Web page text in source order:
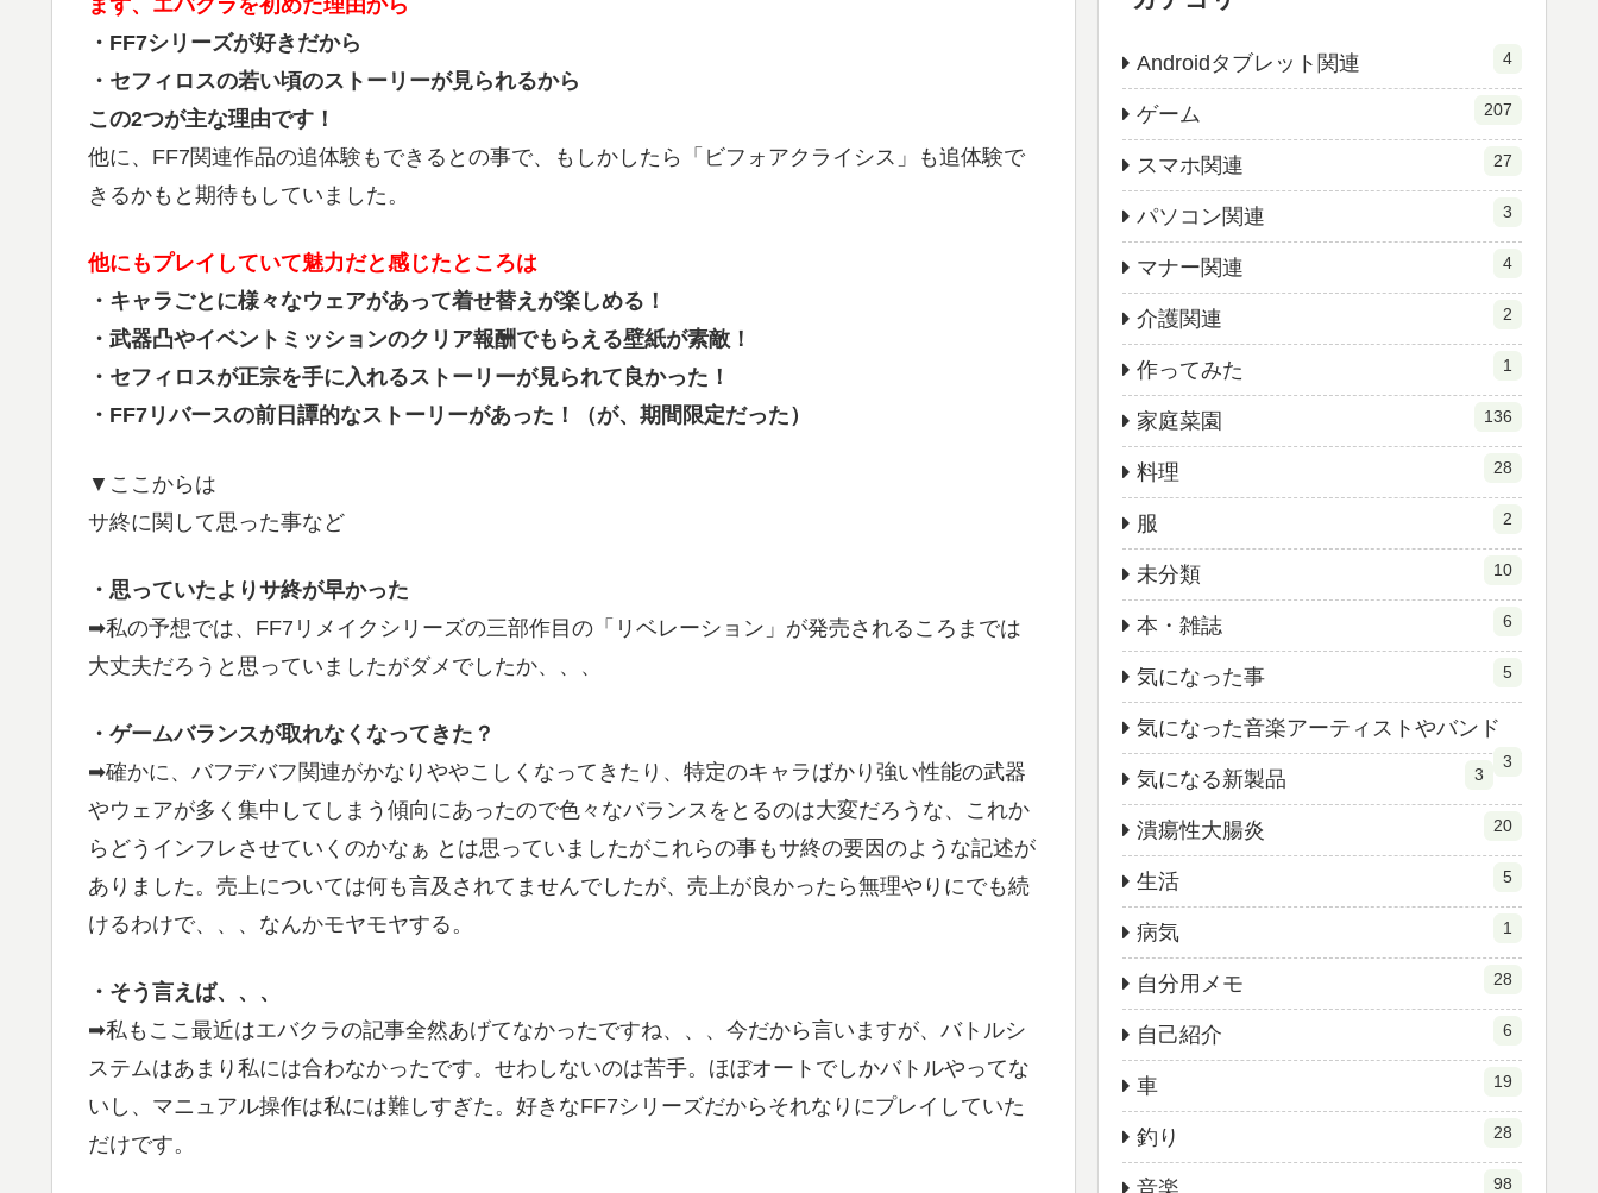
まず、エバクラを初めた理由から
・FF7シリーズが好きだから
・セフィロスの若い頃のストーリーが見られるから
この2つが主な理由です！
他に、FF7関連作品の追体験もできるとの事で、もしかしたら「ビフォアクライシス」も追体験で
きるかもと期待もしていました。
他にもプレイしていて魅力だと感じたところは
・キャラごとに様々なウェアがあって着せ替えが楽しめる！
・武器凸やイベントミッションのクリア報酬でもらえる壁紙が素敵！
・セフィロスが正宗を手に入れるストーリーが見られて良かった！
・FF7リバースの前日譚的なストーリーがあった！（が、期間限定だった）
▼ここからは
サ終に関して思った事など
・思っていたよりサ終が早かった
➡私の予想では、FF7リメイクシリーズの三部作目の「リベレーション」が発売されるころまでは
大丈夫だろうと思っていましたがダメでしたか、、、
・ゲームバランスが取れなくなってきた？
➡確かに、バフデバフ関連がかなりややこしくなってきたり、特定のキャラばかり強い性能の武器
やウェアが多く集中してしまう傾向にあったので色々なバランスをとるのは大変だろうな、これか
らどうインフレさせていくのかなぁ とは思っていましたがこれらの事もサ終の要因のような記述が
ありました。売上については何も言及されてませんでしたが、売上が良かったら無理やりにでも続
けるわけで、、、なんかモヤモヤする。
・そう言えば、、、
➡私もここ最近はエバクラの記事全然あげてなかったですね、、、今だから言いますが、バトルシ
ステムはあまり私には合わなかったです。せわしないのは苦手。ほぼオートでしかバトルやってな
いし、マニュアル操作は私には難しすぎた。好きなFF7シリーズだからそれなりにプレイしていた
だけです。
Androidタブレット関連 4
ゲーム 207
スマホ関連 27
パソコン関連 3
マナー関連 4
介護関連 2
作ってみた 1
家庭菜園 136
料理 28
服 2
未分類 10
本・雑誌 6
気になった事 5
気になった音楽アーティストやバンド
3
気になる新製品 3
潰瘍性大腸炎 20
生活 5
病気 1
自分用メモ 28
自己紹介 6
車 19
釣り 28
98